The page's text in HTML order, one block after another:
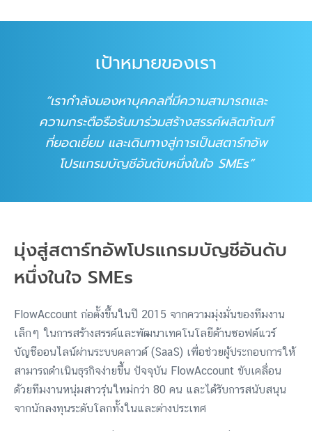
เป้าหมายของเรา
เรากำลังมองหาบุคคลที่มีความสามารถและ
ความกระตือรือร้นมาร่วมสร้างสรรค์ผลิตภัณฑ์
ที่ยอดเยี่ยม และเดินทางสู่การเป็นสตาร์ทอัพ
โปรแกรมบัญชีอันดับหนึ่งในใจ SMEs
มุ่งสู่สตาร์ทอัพโปรแกรมบัญชีอันดับ
หนึ่งในใจ SMEs
FlowAccount ก่อตั้งขึ้นในปี 2015 จากความมุ่งมั่นของทีมงาน
เล็กๆ ในการสร้างสรรค์และพัฒนาเทคโนโลยีด้านซอฟต์แวร์
บัญชีออนไลน์ผ่านระบบคลาวด์ (SaaS) เพื่อช่วยผู้ประกอบการให้
สามารถดำเนินธุรกิจง่ายขึ้น ปัจจุบัน FlowAccount ขับเคลื่อน
ด้วยทีมงานหนุ่มสาวรุ่นใหม่กว่า 80 คน และได้รับการสนับสนุน
จากนักลงทุนระดับโลกทั้งในและต่างประเทศ